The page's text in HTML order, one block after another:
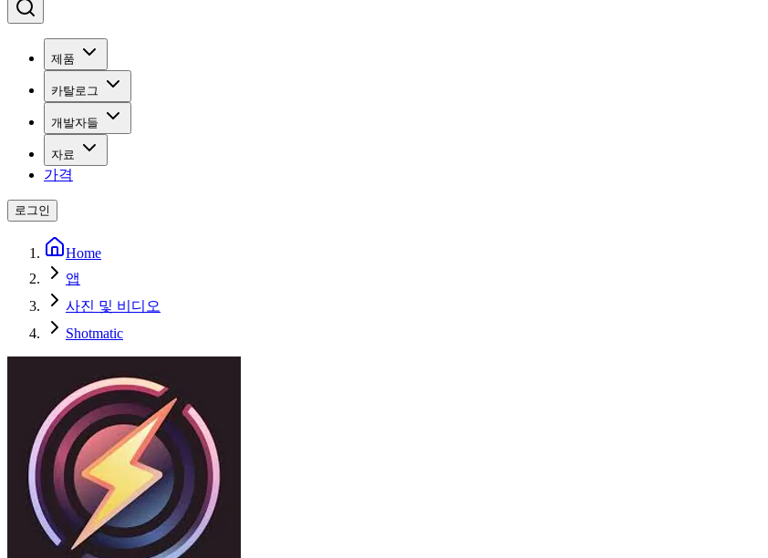
제품
카탈로그
개발자들
자료
가격
로그인
Home
앱
사진 및 비디오
Shotmatic